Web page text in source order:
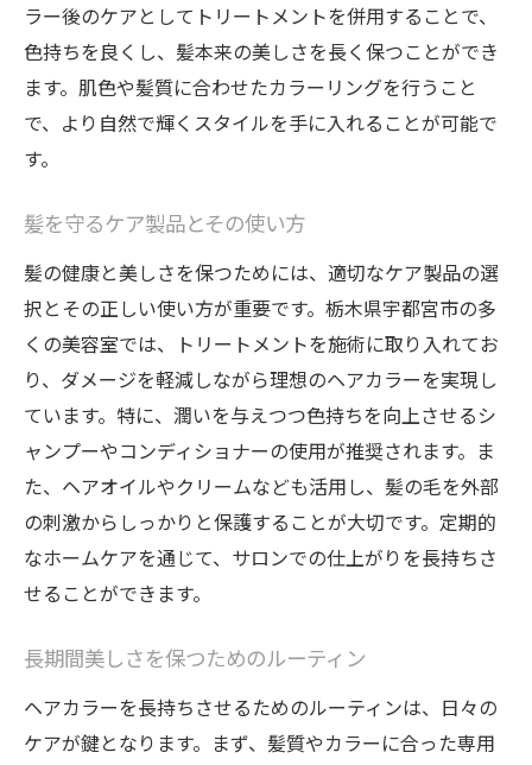
ラー後のケアとしてトリートメントを併用することで、
色持ちを良くし、髪本来の美しさを長く保つことができ
ます。肌色や髪質に合わせたカラーリングを行うこと
で、より自然で輝くスタイルを手に入れることが可能で
す。
髪を守るケア製品とその使い方
髪の健康と美しさを保つためには、適切なケア製品の選
択とその正しい使い方が重要です。栃木県宇都宮市の多
くの美容室では、トリートメントを施術に取り入れてお
り、ダメージを軽減しながら理想のヘアカラーを実現し
ています。特に、潤いを与えつつ色持ちを向上させるシ
ャンプーやコンディショナーの使用が推奨されます。ま
た、ヘアオイルやクリームなども活用し、髪の毛を外部
の刺激からしっかりと保護することが大切です。定期的
なホームケアを通じて、サロンでの仕上がりを長持ちさ
せることができます。
長期間美しさを保つためのルーティン
ヘアカラーを長持ちさせるためのルーティンは、日々の
ケアが鍵となります。まず、髪質やカラーに合った専用